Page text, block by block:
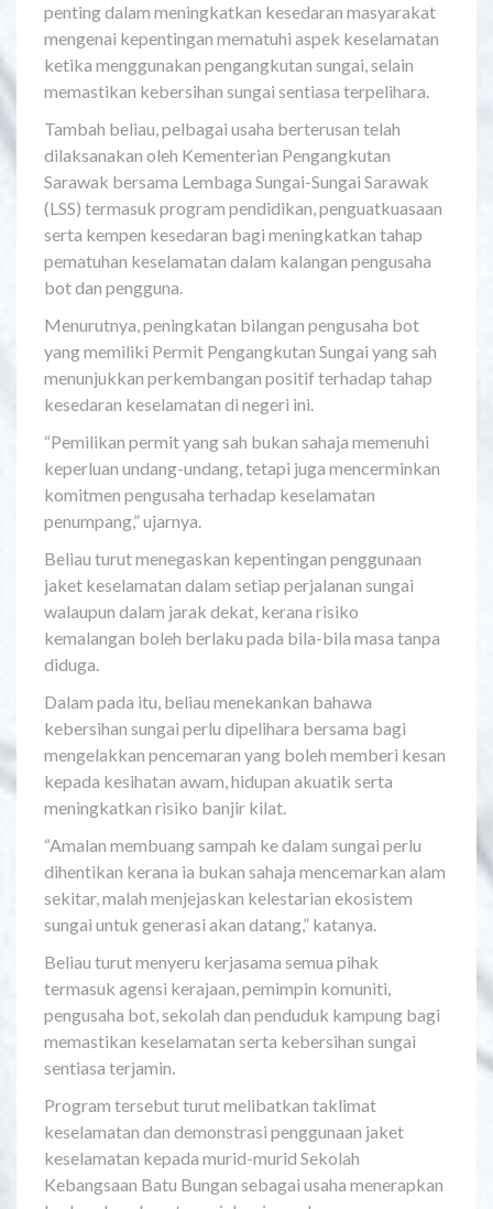
penting dalam meningkatkan kesedaran masyarakat
mengenai kepentingan mematuhi aspek keselamatan
ketika menggunakan pengangkutan sungai, selain
memastikan kebersihan sungai sentiasa terpelihara.
Tambah beliau, pelbagai usaha berterusan telah
dilaksanakan oleh Kementerian Pengangkutan
Sarawak bersama Lembaga Sungai-Sungai Sarawak
(LSS) termasuk program pendidikan, penguatkuasaan
serta kempen kesedaran bagi meningkatkan tahap
pematuhan keselamatan dalam kalangan pengusaha
bot dan pengguna.
Menurutnya, peningkatan bilangan pengusaha bot
yang memiliki Permit Pengangkutan Sungai yang sah
menunjukkan perkembangan positif terhadap tahap
kesedaran keselamatan di negeri ini.
“Pemilikan permit yang sah bukan sahaja memenuhi
keperluan undang-undang, tetapi juga mencerminkan
komitmen pengusaha terhadap keselamatan
penumpang,” ujarnya.
Beliau turut menegaskan kepentingan penggunaan
jaket keselamatan dalam setiap perjalanan sungai
walaupun dalam jarak dekat, kerana risiko
kemalangan boleh berlaku pada bila-bila masa tanpa
diduga.
Dalam pada itu, beliau menekankan bahawa
kebersihan sungai perlu dipelihara bersama bagi
mengelakkan pencemaran yang boleh memberi kesan
kepada kesihatan awam, hidupan akuatik serta
meningkatkan risiko banjir kilat.
“Amalan membuang sampah ke dalam sungai perlu
dihentikan kerana ia bukan sahaja mencemarkan alam
sekitar, malah menjejaskan kelestarian ekosistem
sungai untuk generasi akan datang,” katanya.
Beliau turut menyeru kerjasama semua pihak
termasuk agensi kerajaan, pemimpin komuniti,
pengusaha bot, sekolah dan penduduk kampung bagi
memastikan keselamatan serta kebersihan sungai
sentiasa terjamin.
Program tersebut turut melibatkan taklimat
keselamatan dan demonstrasi penggunaan jaket
keselamatan kepada murid-murid Sekolah
Kebangsaan Batu Bungan sebagai usaha menerapkan